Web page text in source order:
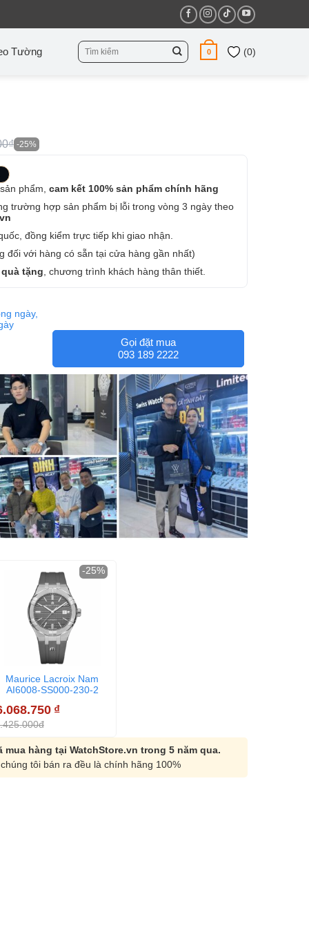
Tường
Tìm
kiếm:
0 (0)
-25%
phẩm, cam kết 100% sản phẩm chính hãng
trường hợp sản phẩm bị lỗi trong vòng 3 ngày theo
đồng kiểm trực tiếp khi giao nhận.
đối với hàng có sẵn tại cửa hàng gần nhất)
tặng , chương trình khách hàng thân thiết.
ngày,
Gọi đặt mua
093 189 2222
Maurice Lacroix Nam
AI6008-SS000-230-2
₫
-25%
mua hàng tại WatchStore.vn trong 5 năm qua.
tôi bán ra đều là chính hãng 100%